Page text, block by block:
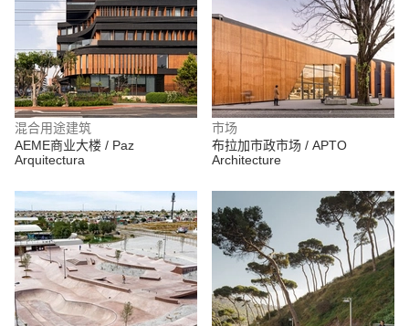
混合用途建筑
AEME商业大楼 / Paz
Arquitectura
市场
布拉加市政市场 / APTO
Architecture